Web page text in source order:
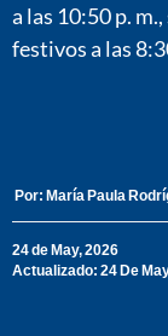
a las 10:50 p.
festivos a las
Por: María Paula
24 de May, 2026
Actualizado: 24 De